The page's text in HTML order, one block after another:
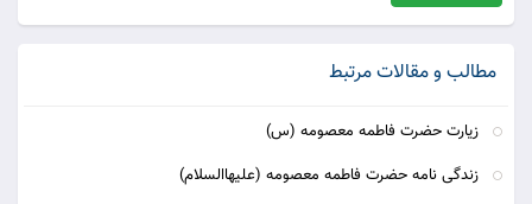
مطالب و مقالات مرتبط
زیارت حضرت فاطمه معصومه (س)
زندگی نامه حضرت فاطمه معصومه (علیهاالسلام)